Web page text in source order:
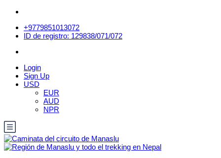
+9779851013072
ID de registro: 129838/071/072
Login
Sign Up
USD
EUR
AUD
NPR